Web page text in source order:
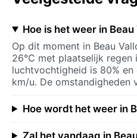
Hoe is het weer in
Op dit moment in Beau
26°C met plaatselijk regen
luchtvochtigheid is 80% en
km/u. De omstandigheden
Hoe wordt het weer in
Zal het vandaag in